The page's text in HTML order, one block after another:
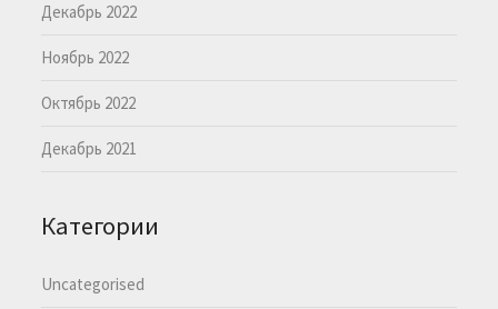
Декабрь 2022
Ноябрь 2022
Октябрь 2022
Декабрь 2021
Категории
Uncategorised